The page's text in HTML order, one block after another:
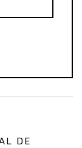
DE